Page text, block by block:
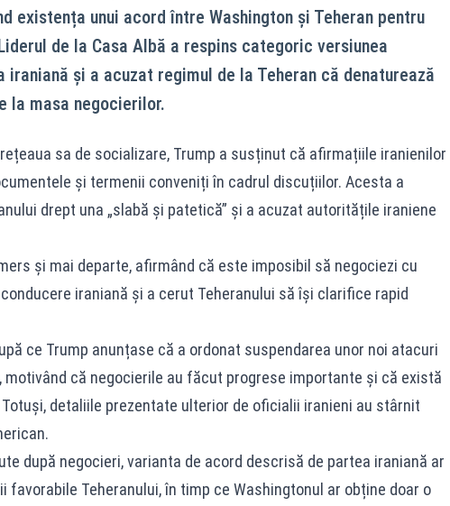
existența unui acord între Washington și Teheran pentru
de la Casa Albă a respins categoric versiunea
iraniană și a acuzat regimul de la Teheran că denaturează
la masa negocierilor.
sa de socializare, Trump a susținut că afirmațiile iranienilor
și termenii conveniți în cadrul discuțiilor. Acesta a
drept una „slabă și patetică” și a acuzat autoritățile iraniene
și mai departe, afirmând că este imposibil să negociezi cu
iraniană și a cerut Teheranului să își clarifice rapid
ce Trump anunțase că a ordonat suspendarea unor noi atacuri
motivând că negocierile au făcut progrese importante și că există
detaliile prezentate ulterior de oficialii iranieni au stârnit
după negocieri, varianta de acord descrisă de partea iraniană ar
favorabile Teheranului, în timp ce Washingtonul ar obține doar o